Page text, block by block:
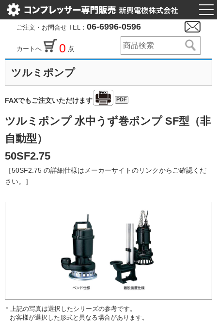
ご注文・お問合せ TEL： 06-6996-0596
カートへ 0 点
ツルミポンプ
FAXでもご注文いただけます PDF
ツルミポンプ 水中うず巻ポンプ SF型（非
自動型）
50SF2.75
［50SF2.75 の詳細仕様はメーカーサイトのリンクからご確認くだ
さい。］
＊上記の写真は選択したシリーズの参考です。
お客様が選択した形式と異なる場合があります。